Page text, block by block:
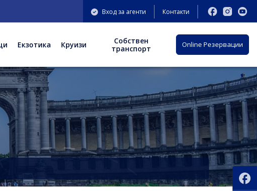
Вход за агенти Контакти
Екзотика Круизи
Собствен
транспорт
Оnline Резервации